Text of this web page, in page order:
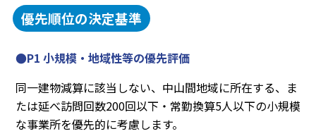
優先順位の決定基準
●P1 小規模・地域性等の優先評価
同一建物減算に該当しない、中山間地域に所在する、ま
たは延べ訪問回数200回以下・常勤換算5人以下の小規模
な事業所を優先的に考慮します。